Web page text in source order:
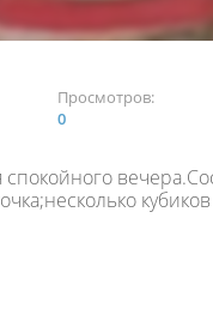
Просмотров:
0
спокойного